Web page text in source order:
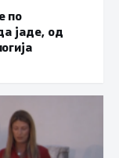
по
јаде, од